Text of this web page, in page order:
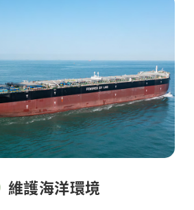
維護海洋環境